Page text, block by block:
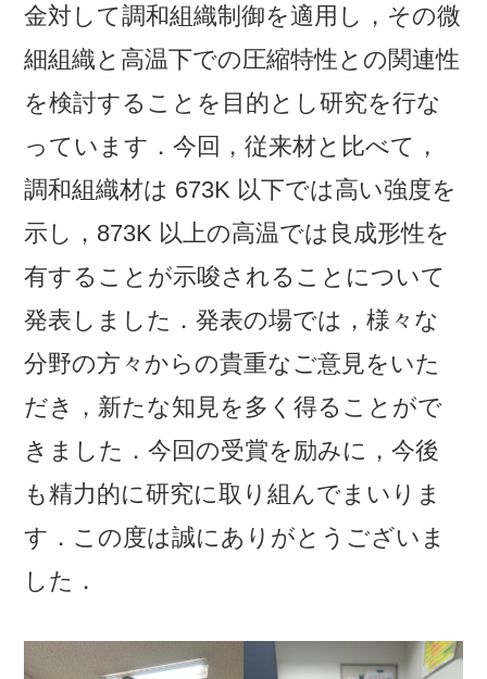
金対して調和組織制御を適用し，その微
細組織と高温下での圧縮特性との関連性
を検討することを目的とし研究を行な
っています．今回，従来材と比べて，
調和組織材は 673K 以下では高い強度を
示し，873K 以上の高温では良成形性を
有することが示唆されることについて
発表しました．発表の場では，様々な
分野の方々からの貴重なご意見をいた
だき，新たな知見を多く得ることがで
きました．今回の受賞を励みに，今後
も精力的に研究に取り組んでまいりま
す．この度は誠にありがとうございま
した．